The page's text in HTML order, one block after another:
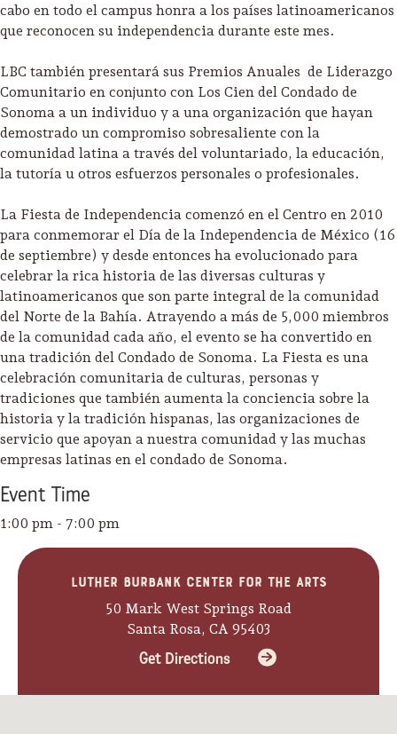
Biggest Annual
Sonoma County
Festivals
Events & Festivals
Planning Tools
cabo en todo el campus honra a los países latinoamericanos
que reconocen su independencia durante este mes.
LBC también presentará sus Premios Anuales de Liderazgo
Comunitario en conjunto con Los Cien del Condado de
Sonoma a un individuo y a una organización que hayan
demostrado un compromiso sobresaliente con la
comunidad latina a través del voluntariado, la educación,
la tutoría u otros esfuerzos personales o profesionales.
La Fiesta de Independencia comenzó en el Centro en 2010
para conmemorar el Día de la Independencia de México (16
de septiembre) y desde entonces ha evolucionado para
celebrar la rica historia de las diversas culturas y
latinoamericanos que son parte integral de la comunidad
del Norte de la Bahía. Atrayendo a más de 5,000 miembros
de la comunidad cada año, el evento se ha convertido en
una tradición del Condado de Sonoma. La Fiesta es una
celebración comunitaria de culturas, personas y
tradiciones que también aumenta la conciencia sobre la
historia y la tradición hispanas, las organizaciones de
servicio que apoyan a nuestra comunidad y las muchas
empresas latinas en el condado de Sonoma.
Event Time
1:00 pm - 7:00 pm
Luther Burbank Center for the Arts
50 Mark West Springs Road
Santa Rosa, CA 95403
Get Directions